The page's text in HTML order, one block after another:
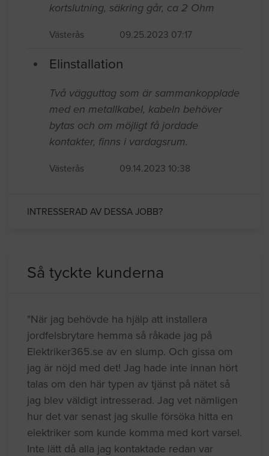
kortslutning, säkring går, ca 2 Ohm
Västerås 09.25.2023 07:17
Elinstallation
Två vägguttag som är sammankopplade
med en metallkabel, kabeln behöver
bytas och om möjligt få jordade
kontakter, finns i vardagsrum.
Västerås 09.14.2023 10:38
INTRESSERAD AV DESSA JOBB?
Så tyckte kunderna
"När jag behövde ha hjälp att installera
jordfelsbrytare hemma så råkade jag på
Elektriker365.se av en slump. Och gissa om
jag är nöjd med det! Jag hade inte innan hört
talas om den här typen av tjänst på nätet så
jag blev väldigt intresserad. Jag vet nämligen
hur det var senast jag skulle försöka hitta en
elektriker som kunde komma med kort varsel.
Inte lätt då alla jag kontaktade redan var